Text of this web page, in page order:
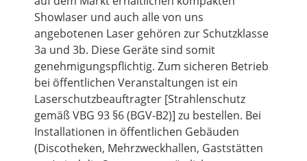
Showlaser und auch alle von uns
angebotenen Laser gehören zur Schutzklasse
3a und 3b. Diese Geräte sind somit
genehmigungspflichtig. Zum sicheren Betrieb
bei öffentlichen Veranstaltungen ist ein
Laserschutzbeauftragter [Strahlenschutz
gemäß VBG 93 §6 (BGV-B2)] zu bestellen. Bei
Installationen in öffentlichen Gebäuden
(Discotheken, Mehrzweckhallen, Gaststätten